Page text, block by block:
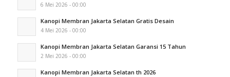
6 Mei 2026 - 00:00
Kanopi Membran Jakarta Selatan Gratis Desain
4 Mei 2026 - 00:00
Kanopi Membran Jakarta Selatan Garansi 15 Tahun
2 Mei 2026 - 00:00
Kanopi Membran Jakarta Selatan th 2026